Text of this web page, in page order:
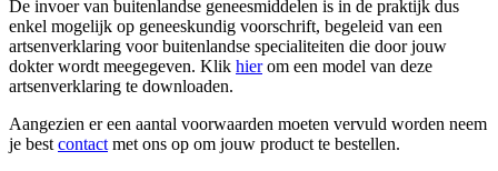
De invoer van buitenlandse geneesmiddelen is in de praktijk dus
enkel mogelijk op geneeskundig voorschrift, begeleid van een
artsenverklaring voor buitenlandse specialiteiten die door jouw
dokter wordt meegegeven. Klik hierom een model van deze
artsenverklaring te downloaden.
Aangezien er een aantal voorwaarden moeten vervuld worden neem
je best contact met ons op om jouw product te bestellen.